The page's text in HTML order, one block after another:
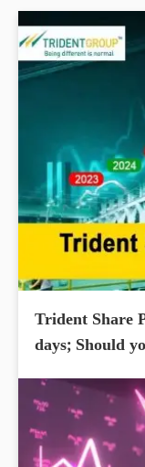
Trident Share
days; Should